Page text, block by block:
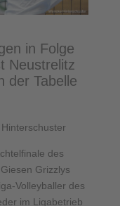
in Folge
Neustrelitz
der Tabelle
des
Grizzlys
Volleyballer des
im Ligabetrieb